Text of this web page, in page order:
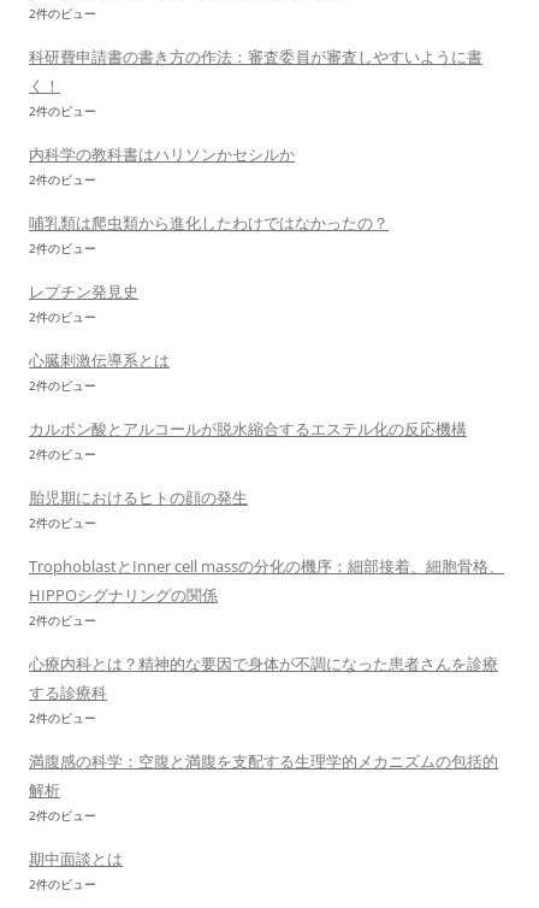
2件のビュー
科研費申請書の書き方の作法：審査委員が審査しやすいように書
く！
2件のビュー
内科学の教科書はハリソンかセシルか
2件のビュー
哺乳類は爬虫類から進化したわけではなかったの？
2件のビュー
レプチン発見史
2件のビュー
心臓刺激伝導系とは
2件のビュー
カルボン酸とアルコールが脱水縮合するエステル化の反応機構
2件のビュー
胎児期におけるヒトの顔の発生
2件のビュー
TrophoblastとInner cell massの分化の機序：細部接着、細胞骨格、
HIPPOシグナリングの関係
2件のビュー
心療内科とは？精神的な要因で身体が不調になった患者さんを診療
する診療科
2件のビュー
満腹感の科学：空腹と満腹を支配する生理学的メカニズムの包括的
解析
2件のビュー
期中面談とは
2件のビュー